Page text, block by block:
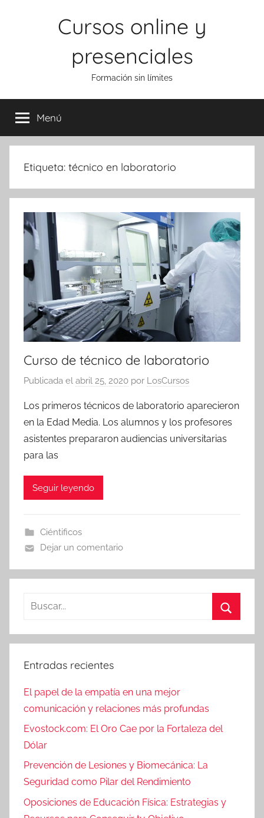
Cursos online y
presenciales
Formación sin límites
Menú
Etiqueta: técnico en laboratorio
Curso de técnico de laboratorio
Publicada el abril 25, 2020 por LosCursos
Los primeros técnicos de laboratorio aparecieron
en la Edad Media. Los alumnos y los profesores
asistentes prepararon audiencias universitarias
para las
Seguir leyendo
Ciéntificos
Dejar un comentario
Buscar:
Entradas recientes
El papel de la empatía en una mejor
comunicación y relaciones más profundas
Evostock.com: El Oro Cae por la Fortaleza del
Dólar
Prevención de Lesiones y Biomecánica: La
Seguridad como Pilar del Rendimiento
Oposiciones de Educación Física: Estrategias y